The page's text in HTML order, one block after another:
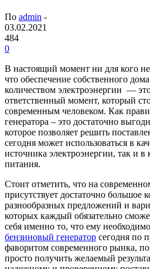
По admin -
03.02.2021
484
0
В настоящий момент ни для кого не
что обеспечение собственного
количеством электроэнергии —
ответственный момент, который
современным человеком. Как
генератора – это достаточно
которое позволяет решить
сегодня может использоваться в
источника электроэнергии, так и в
питания.
Стоит отметить, что на
присутствует достаточно большое
разнообразных предложений и
которых каждый обязательно
себя именно то, что ему
бензиновый генератор сегодня по
фаворитом современного рынка,
просто получить желаемый